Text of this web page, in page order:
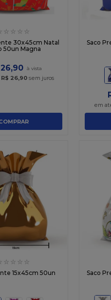
☆ ☆ ☆ ☆
30x45cm Natal
50un Magna
26,90
R$ 26,90sem juros
Saco
em
☆ ☆ ☆ ☆
15x45cm 50un Saco